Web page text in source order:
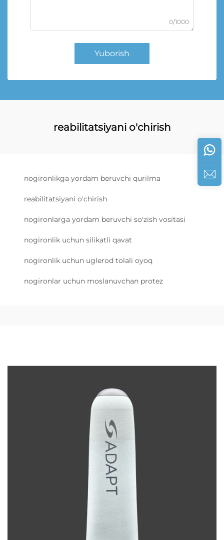
0/1000
Yuborish
reabilitatsiyani o'chirish
nogironlikga yordam beruvchi qurilma
reabilitatsiyani o'chirish
nogironlarga yordam beruvchi so'zish vositasi
nogironlik uchun silikatli qavat
nogironlik uchun uglerod tolali oyoq
nogironlar uchun moslanuvchan protez